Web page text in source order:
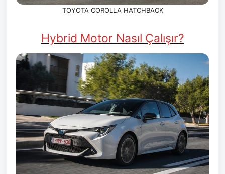
TOYOTA COROLLA HATCHBACK
Hybrid Motor Nasıl Çalışır?